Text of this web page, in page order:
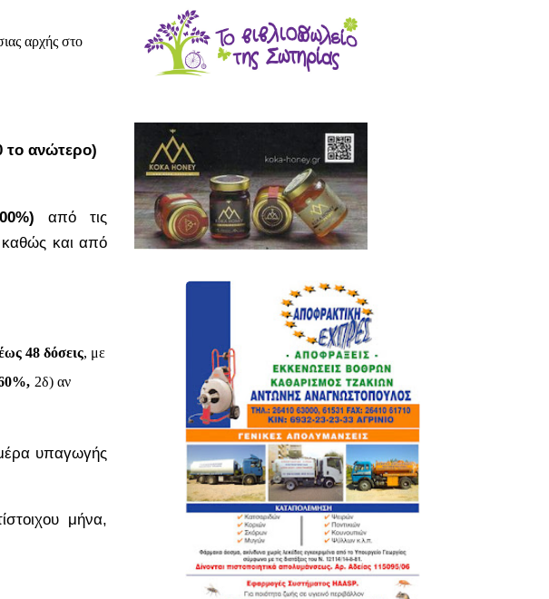
αρχής στο
το ανώτερο)
από τις
καθώς και από
48 δόσεις, με
2δ) αν
υπαγωγής
μήνα,